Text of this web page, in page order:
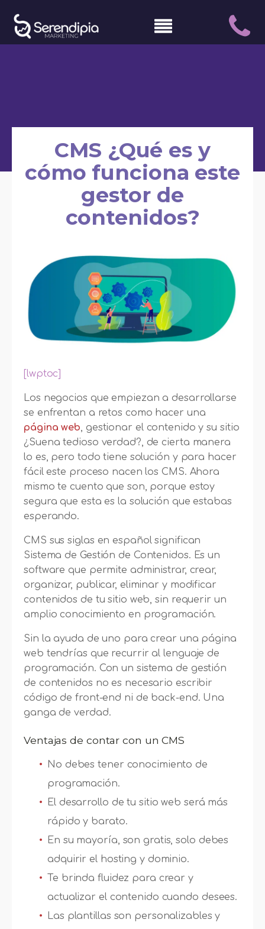
CMS ¿Qué es y
cómo funciona este
gestor de
contenidos?
[lwptoc]
Los negocios que empiezan a desarrollarse
se enfrentan a retos como hacer una
página web, gestionar el contenido y su sitio
¿Suena tedioso verdad?, de cierta manera
lo es, pero todo tiene solución y para hacer
fácil este proceso nacen los CMS. Ahora
mismo te cuento que son, porque estoy
segura que esta es la solución que estabas
esperando.
CMS sus siglas en español significan
Sistema de Gestión de Contenidos. Es un
software que permite administrar, crear,
organizar, publicar, eliminar y modificar
contenidos de tu sitio web, sin requerir un
amplio conocimiento en programación.
Sin la ayuda de uno para crear una página
web tendrías que recurrir al lenguaje de
programación. Con un sistema de gestión
de contenidos no es necesario escribir
código de front-end ni de back-end. Una
ganga de verdad.
Ventajas de contar con un CMS
No debes tener conocimiento de
programación.
El desarrollo de tu sitio web será más
rápido y barato.
En su mayoría, son gratis, solo debes
adquirir el hosting y dominio.
Te brinda fluidez para crear y
actualizar el contenido cuando desees.
Las plantillas son personalizables y